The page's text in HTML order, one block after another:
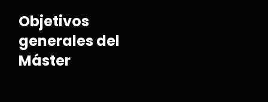
Objetivos
generales del
Máster